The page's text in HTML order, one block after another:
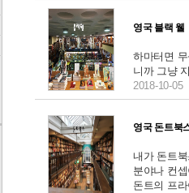
영국 블랙 웰
하마터면
니까 그냥
2018-10-05
영국 돈트북
내가 돈트
분야나 컨
돈트의 프